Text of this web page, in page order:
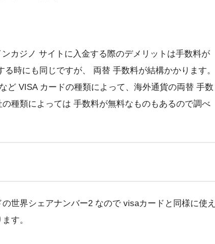
カジノ サイトに入金する際のデメリットは手数料が
時にも同じですが、 両替 手数料が結構かかります。
ど VISA カードの種類によって、海外通貨の両替 手数
種類によっては 手数料が無料なものもあるので調べ
世界シェアナンバー2 なので visaカードと同様に使え
す。